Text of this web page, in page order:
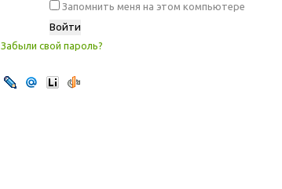
Запомнить меня на этом компьютере
Забыли свой пароль?